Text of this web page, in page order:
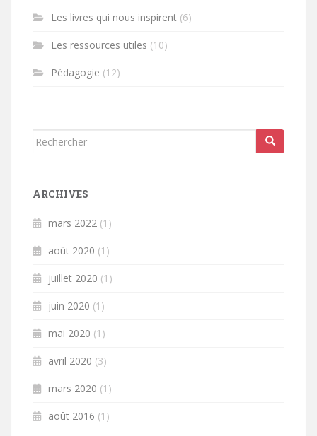
Les livres qui nous inspirent (6)
Les ressources utiles (10)
Pédagogie (12)
Rechercher...
ARCHIVES
mars 2022 (1)
août 2020 (1)
juillet 2020 (1)
juin 2020 (1)
mai 2020 (1)
avril 2020 (3)
mars 2020 (1)
août 2016 (1)